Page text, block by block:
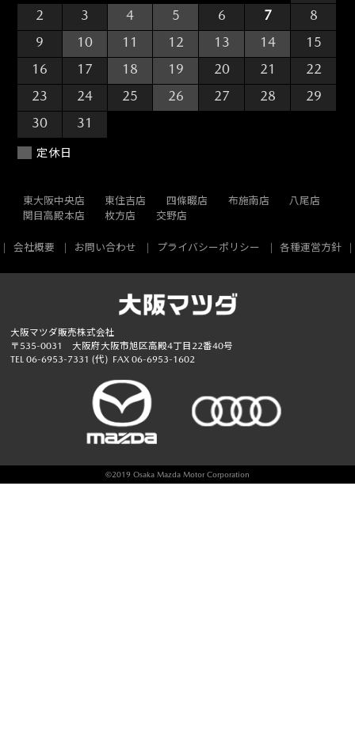
2 3 4 5 6 7
8
9
10 11 12 13 14
15
16
17 18 19 20 21
22
23
24 25 26 27 28
29
30
31
定休日
東大阪中央店 東住吉店 四條畷店 布施南店
八尾店
関目高殿本店
枚方店 交野店
会社概要 お問い合わせ プライバシーポリシー 各種運営方針
大阪マツダ販売株式会社
〒535-0031 大阪府大阪市旭区高殿4丁目22番40号
TEL 06-6953-7331 (代) FAX 06-6953-1602
©2019 Osaka Mazda Motor Corporation